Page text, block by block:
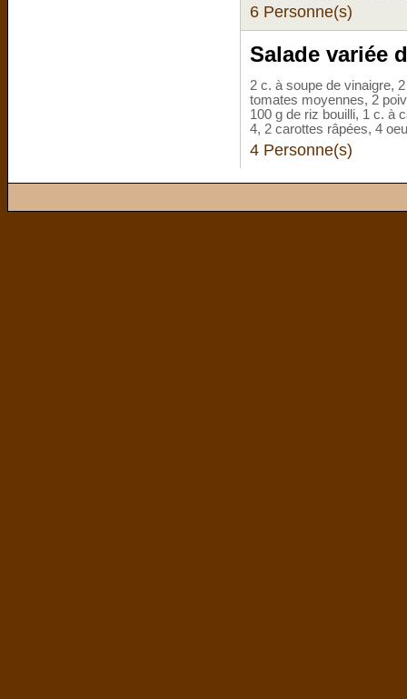
6 Personne(s)
Salade variée
2 c. à soupe de vinaigre,
tomates moyennes, 2
100 g de riz bouilli, 1 c. à
4, 2 carottes râpées, 4
4 Personne(s)